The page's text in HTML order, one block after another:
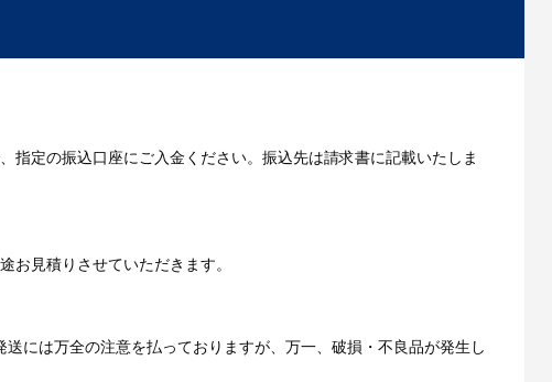
定の振込口座にご入金ください。振込先は請求書に記載いたしま
見積りさせていただきます。
には万全の注意を払っておりますが、万一、破損・不良品が発生し